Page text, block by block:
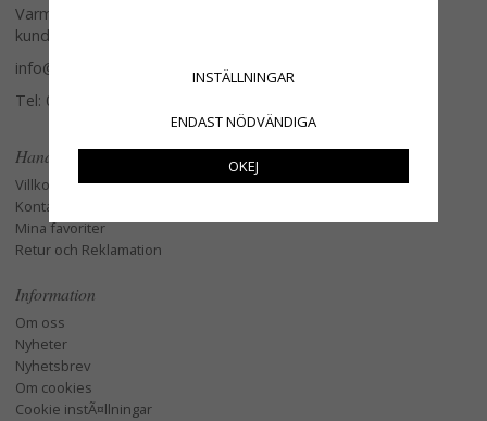
Varmt välkommen att kontakta vår
kundtjänst.
info@glasverandan.se
Tel: 079-3495968
Handla
Villkor
Kontakta oss
Mina favoriter
Retur och Reklamation
Information
Om oss
Nyheter
Nyhetsbrev
Om cookies
Cookie instÃ¤llningar
INSTÄLLNINGAR
ENDAST NÖDVÄNDIGA
OKEJ